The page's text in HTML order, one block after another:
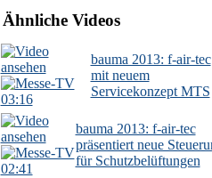
Ähnliche Videos
03:16
bauma 2013: f-air-tec
mit neuem
Servicekonzept MTS
02:41
bauma 2013: f-air-tec
präsentiert neue
für Schutzbelüftungen